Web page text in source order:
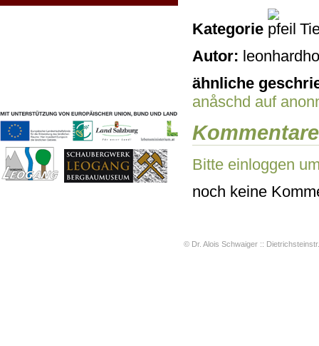
Kategorie
Autor:
ähnliche
anåschd auf
Kommentare
Bitte einloggen
noch keine
© Dr. Alois Schwaiger ::